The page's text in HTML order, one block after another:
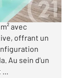
: Grand
avec
offrant un
Au sein d'un